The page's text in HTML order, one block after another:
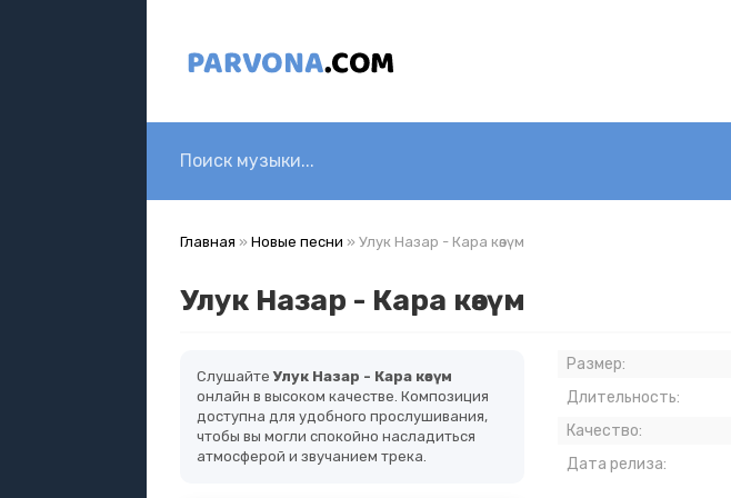
Главная » Новые песни » Улук Назар - Кара көзүм
Улук Назар - Кара көзүм
СлушайтеУлук Назар - Кара көзүм
онлайн в высоком качестве. Композиция
доступна для удобного прослушивания,
чтобы вы могли спокойно насладиться
атмосферой и звучанием трека.
Размер:
Длительность:
Качество:
Дата релиза: